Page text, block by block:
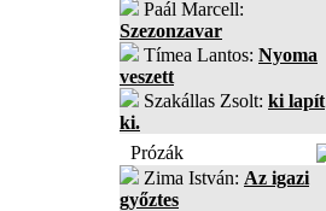
Paál Marcell:
Szezonzavar
Tímea Lantos: Nyoma
veszett
Szakállas Zsolt: ki lapít
ki.
Prózák
Zima István: Az igazi
győztes